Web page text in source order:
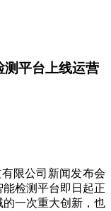
测平台上线运营
限公司新闻发布会
检测平台即日起正
一次重大创新，也